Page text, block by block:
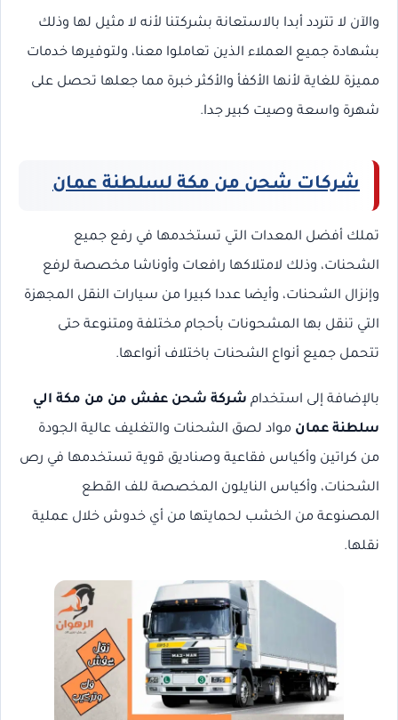
والآن لا تتردد أبدا بالاستعانة بشركتنا لأنه لا مثيل لها وذلك
بشهادة جميع العملاء الذين تعاملوا معنا، ولتوفيرها خدمات
مميزة للغاية لأنها الأكفأ والأكثر خبرة مما جعلها تحصل على
شهرة واسعة وصيت كبير جدا.
شركات شحن من مكة لسلطنة عمان
تملك أفضل المعدات التي تستخدمها في رفع جميع
الشحنات، وذلك لامتلاكها رافعات وأوناشا مخصصة لرفع
وإنزال الشحنات، وأيضا عددا كبيرا من سيارات النقل المجهزة
التي تنقل بها المشحونات بأحجام مختلفة ومتنوعة حتى
تتحمل جميع أنواع الشحنات باختلاف أنواعها.
بالإضافة إلى استخدام شركة شحن عفش من من مكة الي
سلطنة عمان مواد لصق الشحنات والتغليف عالية الجودة
من كراتين وأكياس فقاعية وصناديق قوية تستخدمها في رص
الشحنات، وأكياس النايلون المخصصة للف القطع
المصنوعة من الخشب لحمايتها من أي خدوش خلال عملية
نقلها.